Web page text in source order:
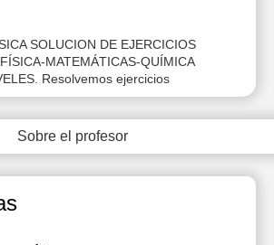
SOLUCION DE EJERCICIOS
MATEMÁTICAS-QUÍMICA
Resolvemos ejercicios
Sobre el profesor
15:00
16:30
14:00
14:30
15:30
16:00